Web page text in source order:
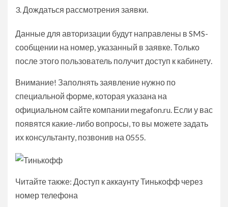
Дождаться рассмотрения заявки.
Данные для авторизации будут направлены в SMS-
сообщении на номер, указанный в заявке. Только
после этого пользователь получит доступ к кабинету.
Внимание! Заполнять заявление нужно по
специальной форме, которая указана на
официальном сайте компании megafon.ru. Если у вас
появятся какие-либо вопросы, то вы можете задать
их консультанту, позвонив на 0555.
Читайте также: Доступ к аккаунту Тинькофф через
номер телефона